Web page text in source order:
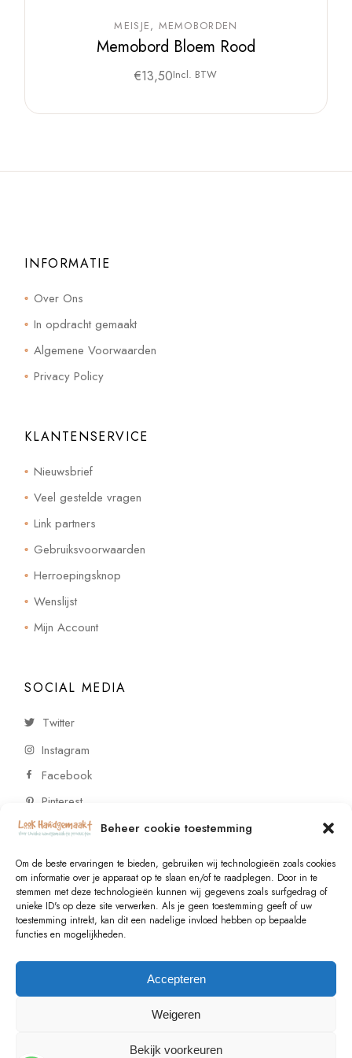
Beheer cookie toestemming
Om de beste ervaringen te bieden, gebruiken wij technologieën zoals cookies
om informatie over je apparaat op te slaan en/of te raadplegen. Door in te
stemmen met deze technologieën kunnen wij gegevens zoals surfgedrag of
unieke ID's op deze site verwerken. Als je geen toestemming geeft of uw
toestemming intrekt, kan dit een nadelige invloed hebben op bepaalde
functies en mogelijkheden.
Accepteren
Weigeren
Bekijk voorkeuren
MEISJE MEMOBORDEN
Memobord Bloem Rood
€13,50Incl. BTW
INFORMATIE
Over Ons
In opdracht gemaakt
Algemene Voorwaarden
Privacy Policy
KLANTENSERVICE
Nieuwsbrief
Veel gestelde vragen
Link partners
Gebruiksvoorwaarden
Herroepingsknop
Wenslijst
Mijn Account
SOCIAL MEDIA
Twitter
Instagram
Facebook
Pinterest
CONTACT
Vragen of wensen? Neem contact op!
+31 (0)6 229 021 29